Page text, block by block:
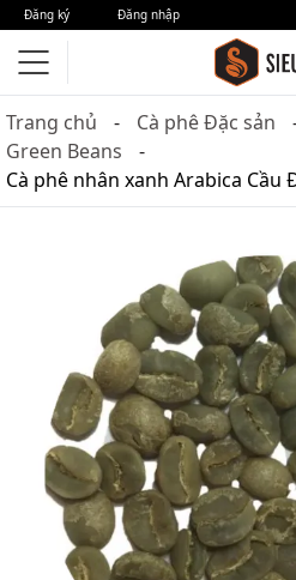
Đăng ký Đăng nhập
Trang chủ Cà phê Đặc sản
Green Beans
Cà phê nhân xanh Arabica Cầu